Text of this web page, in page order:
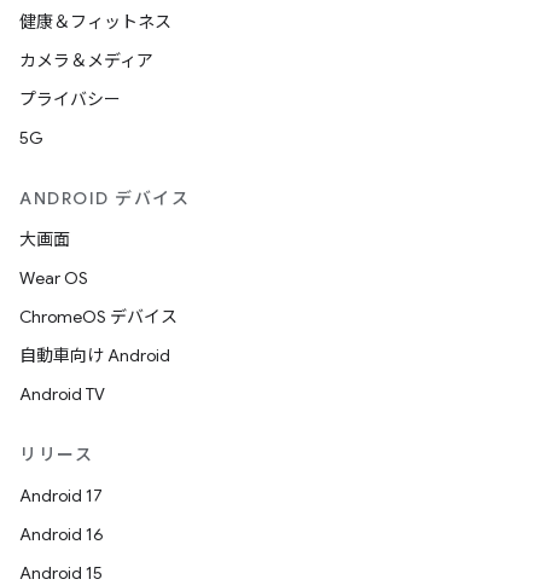
健康＆フィットネス
カメラ＆メディア
プライバシー
5G
ANDROID デバイス
大画面
Wear OS
ChromeOS デバイス
自動車向け Android
Android TV
リリース
Android 17
Android 16
Android 15